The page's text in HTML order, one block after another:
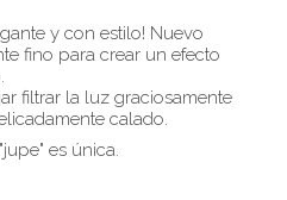
y con estilo! Nuevo
fino para crear un efecto
filtrar la luz graciosamente
calado.
es única.